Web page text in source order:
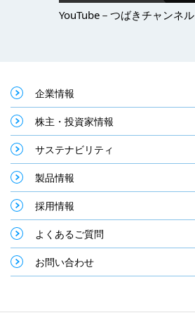
YouTube－つばきチャンネル
企業情報
株主・投資家情報
サステナビリティ
製品情報
採用情報
よくあるご質問
お問い合わせ